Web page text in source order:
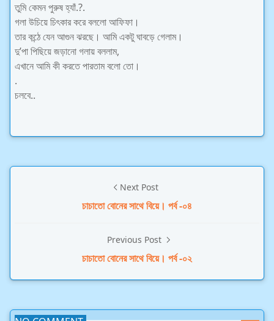
তুমি কেমন পুরুষ হ্যাঁ.?.
গলা উচিয়ে চিৎকার করে বললো আফিফা।
তার কন্ঠে যেন আগুন ঝরছে। আমি একটু ঘাবড়ে গেলাম।
দু’পা পিছিয়ে জড়ানো গলায় বললাম,
এখানে আমি কী করতে পারতাম বলো তো।
.
চলবে..
Next Post
চাচাতো বোনের সাথে বিয়ে। পর্ব -০৪
Previous Post
চাচাতো বোনের সাথে বিয়ে। পর্ব -০২